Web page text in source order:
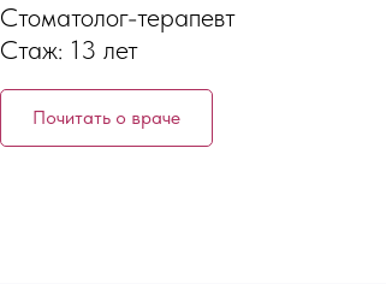
Стоматолог-терапевт
Стаж: 13 лет
Почитать о враче